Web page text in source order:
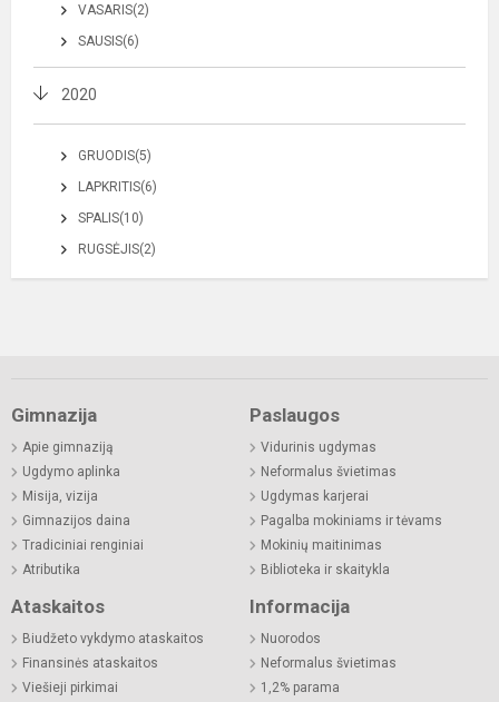
VASARIS(2)
SAUSIS(6)
2020
GRUODIS(5)
LAPKRITIS(6)
SPALIS(10)
RUGSĖJIS(2)
Gimnazija
Apie gimnaziją
Ugdymo aplinka
Misija, vizija
Gimnazijos daina
Tradiciniai renginiai
Atributika
Paslaugos
Vidurinis ugdymas
Neformalus švietimas
Ugdymas karjerai
Pagalba mokiniams ir tėvams
Mokinių maitinimas
Biblioteka ir skaitykla
Ataskaitos
Biudžeto vykdymo ataskaitos
Finansinės ataskaitos
Viešieji pirkimai
Informacija
Nuorodos
Neformalus švietimas
1,2% parama